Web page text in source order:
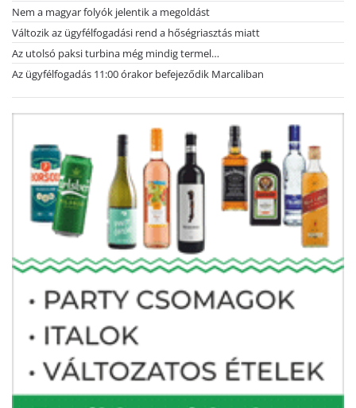
Nem a magyar folyók jelentik a megoldást
Változik az ügyfélfogadási rend a hőségriasztás miatt
Az utolsó paksi turbina még mindig termel…
Az ügyfélfogadás 11:00 órakor befejeződik Marcaliban